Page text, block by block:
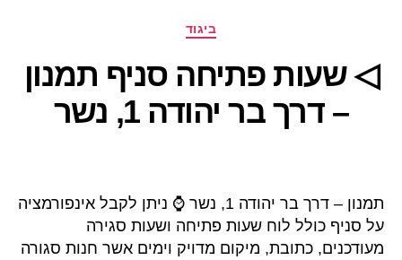
קטגוריותביגוד
◁ שעות פתיחה סניף תמנון
– דרך בר יהודה 1, נשר
תמנון – דרך בר יהודה 1, נשר ⌚ ניתן לקבל אינפורמציה
על סניף כולל לוח שעות פתיחה ושעות סגירה
מעודכנים, כתובת, מיקום מדויק וימים אשר חנות סגורה